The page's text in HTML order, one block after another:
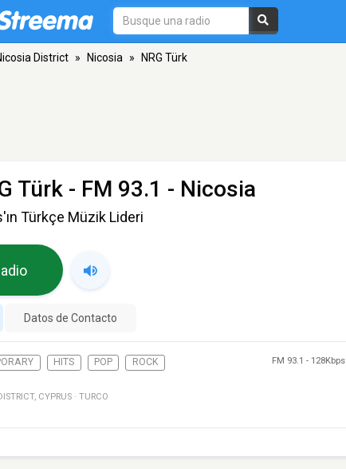
District » Nicosia » NRG Türk
Türk - FM 93.1 - Nicosia
Türkçe Müzik Lideri
Datos de Contacto
HITS POP ROCK FM 93.1 - 128Kbps
, CYPRUS · TURCO